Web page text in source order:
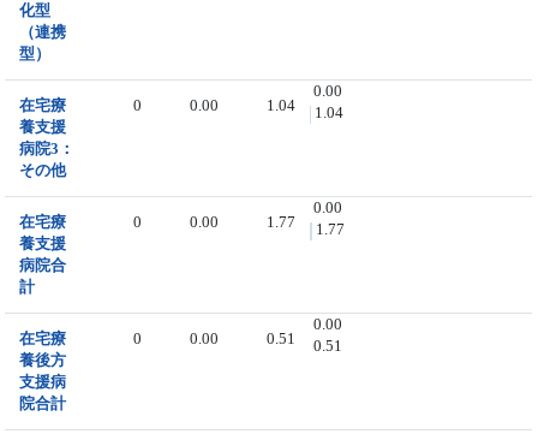
化型
（連携
型）
在宅療
養支援
病院3：
その他
0 0.00 1.04
0.00
1.04
在宅療
養支援
病院合
計
0 0.00 1.77
0.00
1.77
在宅療
養後方
支援病
院合計
0 0.00 0.51
0.00
0.51